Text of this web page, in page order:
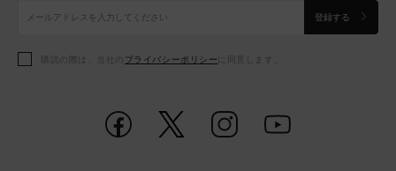
アクセサリー
アクセサリー
シューズ
アクセサリー
シューズ
登録する
購読の際は、当社の プライバシーポリシー に同意します。